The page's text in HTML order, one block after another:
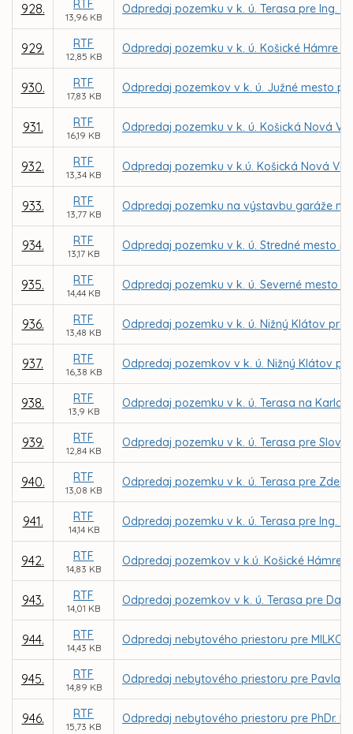
928. RTF
13,96 KB
Odpredaj pozemku v k. ú. Terasa pre Ing.
929. RTF
12,85 KB
Odpredaj pozemku v k. ú. Košické Hámre
930. RTF
17,83 KB
Odpredaj pozemkov v k. ú. Južné mesto
931. RTF
16,19 KB
Odpredaj pozemku v k. ú. Košická Nová
932. RTF
13,34 KB
Odpredaj pozemku v k.ú. Košická Nová
933. RTF
13,77 KB
Odpredaj pozemku na výstavbu garáže na
934. RTF
13,17 KB
Odpredaj pozemku v k. ú. Stredné mesto
935. RTF
14,44 KB
Odpredaj pozemku v k. ú. Severné mesto
936. RTF
13,48 KB
Odpredaj pozemku v k. ú. Nižný Klátov pre
937. RTF
16,38 KB
Odpredaj pozemkov v k. ú. Nižný Klátov pre
938. RTF
13,9 KB
Odpredaj pozemku v k. ú. Terasa na
939. RTF
12,84 KB
Odpredaj pozemku v k. ú. Terasa pre
940. RTF
13,08 KB
Odpredaj pozemku v k. ú. Terasa pre
941. RTF
14,14 KB
Odpredaj pozemku v k. ú. Terasa pre Ing.
942. RTF
14,83 KB
Odpredaj pozemkov v k.ú. Košické Hámre
943. RTF
14,01 KB
Odpredaj pozemkov v k. ú. Terasa pre
944. RTF
14,43 KB
Odpredaj nebytového priestoru pre
945. RTF
14,89 KB
Odpredaj nebytového priestoru pre Pavla
946. RTF
15,73 KB
Odpredaj nebytového priestoru pre PhDr.